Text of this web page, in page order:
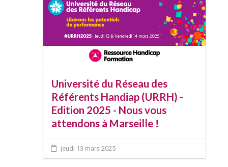
Université du Réseau des
Référents Handiap (URRH) -
Edition 2025 - Nous vous
attendons à Marseille !
jeudi 13 mars 2025